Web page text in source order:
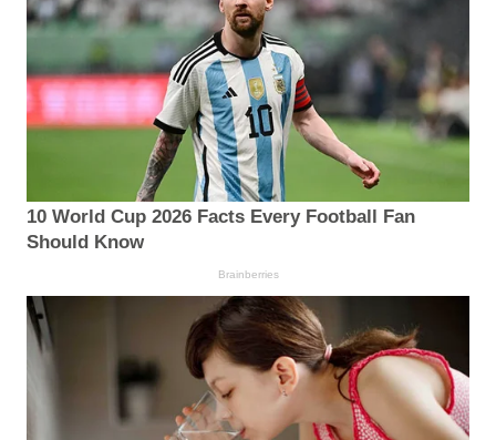
10 World Cup 2026 Facts Every Football Fan
Should Know
Brainberries